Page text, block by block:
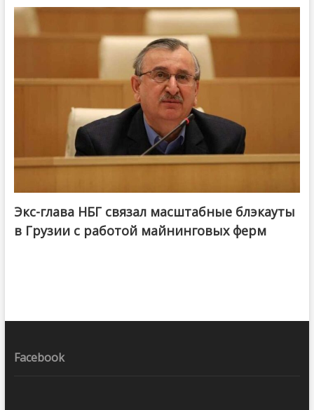
Экс-глава НБГ связал масштабные блэкауты
в Грузии с работой майнинговых ферм
Facebook